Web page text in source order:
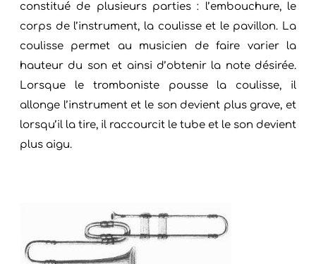
constitué de plusieurs parties : l’embouchure, le
corps de l’instrument, la coulisse et le pavillon. La
coulisse permet au musicien de faire varier la
hauteur du son et ainsi d’obtenir la note désirée.
Lorsque le tromboniste pousse la coulisse, il
allonge l’instrument et le son devient plus grave, et
lorsqu’il la tire, il raccourcit le tube et le son devient
plus aigu.